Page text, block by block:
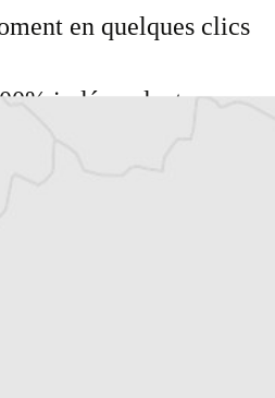
en quelques clics
indépendant